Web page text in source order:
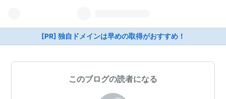
[PR] 独自ドメインは早めの取得がおすすめ！
このブログの読者になる